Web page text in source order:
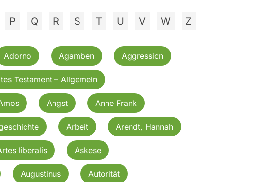
P Q R S T U V W Z
Adorno Agamben Aggression
Testament – Allgemein
Angst Anne Frank
Arbeit Arendt, Hannah
liberalis Askese
Augustinus Autorität